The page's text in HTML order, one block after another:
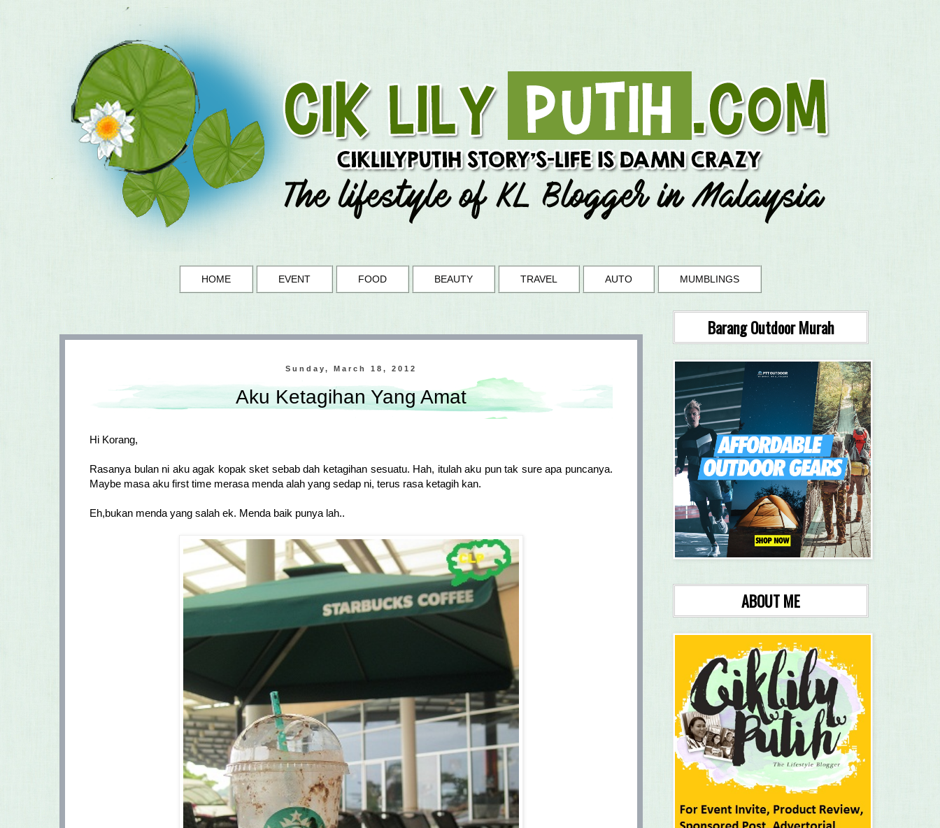
HOME EVENT FOOD BEAUTY TRAVEL AUTO MUMBLINGS
Sunday, March 18, 2012
Aku Ketagihan Yang Amat
Hi Korang,
Rasanya bulan ni aku agak kopak sket sebab dah ketagihan sesuatu. Hah, itulah aku pun tak sure apa puncanya.
Maybe masa aku first time merasa menda alah yang sedap ni, terus rasa ketagih kan.
Eh,bukan menda yang salah ek. Menda baik punya lah..
Barang Outdoor Murah
ABOUT ME